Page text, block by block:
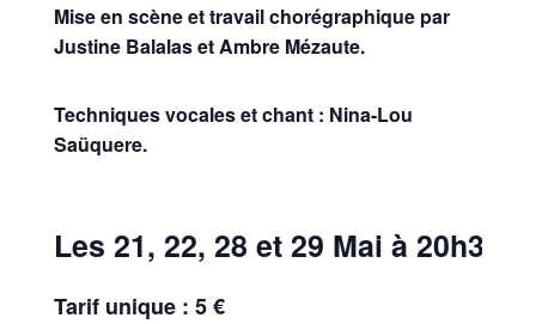
Mise en scène et travail chorégraphique par
Justine Balalas et Ambre Mézaute.
Techniques vocales et chant : Nina-Lou
Saüquere.
Les 21, 22, 28 et 29 Mai à 20h30
Tarif unique : 5 €